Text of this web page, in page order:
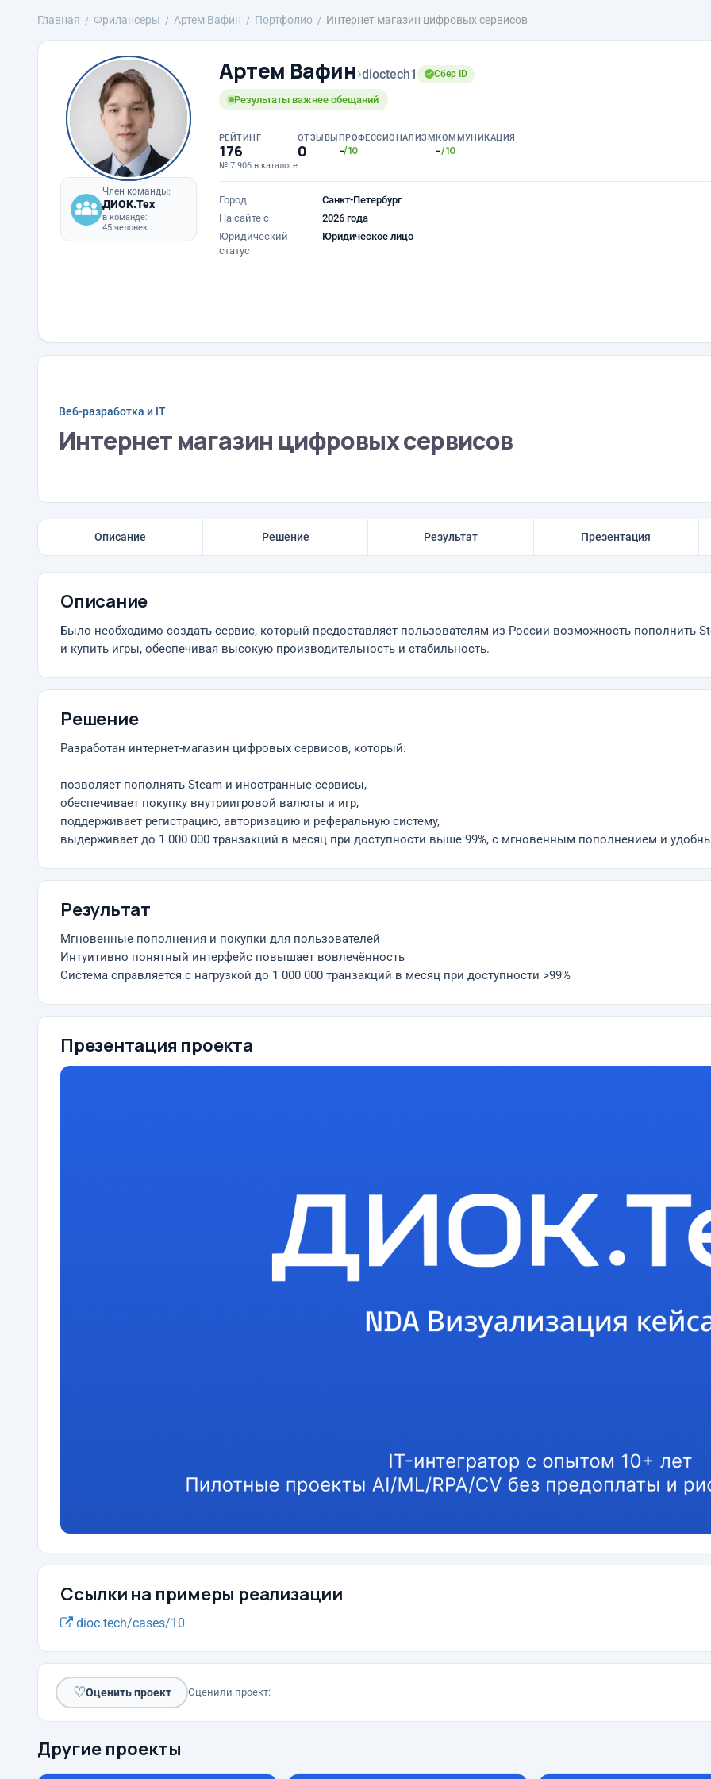
Главная Фрилансеры Артем Вафин Портфолио Интернет магазин цифровых сервисов
Член команды:
ДИОК.Тех
в команде:
45 человек
Артем Вафин›dioctech1 Сбер ID
Результаты важнее обещаний
РЕЙТИНГ
176
№ 7 906 в каталоге
ОТЗЫВЫ
0
ПРОФЕССИОНАЛИЗМ
-/10
КОММУНИКАЦИЯ
-/10
Город
Санкт-Петербург
На сайте с
2026 года
Юридический
статус
Юридическое лицо
Веб-разработка и IT
Интернет магазин цифровых сервисов
Описание Решение Результат Презентация
Описание
Было необходимо создать сервис, который предоставляет пользователям из России возможность пополнить
и купить игры, обеспечивая высокую производительность и стабильность.
Решение
Разработан интернет-магазин цифровых сервисов, который:
позволяет пополнять Steam и иностранные сервисы,
обеспечивает покупку внутриигровой валюты и игр,
поддерживает регистрацию, авторизацию и реферальную систему,
выдерживает до 1 000 000 транзакций в месяц при доступности выше 99%, с мгновенным пополнением и
Результат
Мгновенные пополнения и покупки для пользователей
Интуитивно понятный интерфейс повышает вовлечённость
Система справляется с нагрузкой до 1 000 000 транзакций в месяц при доступности >99%
Презентация проекта
Ссылки на примеры реализации
dioc.tech/cases/10
♡Оценить проект Оценили проект:
Другие проекты